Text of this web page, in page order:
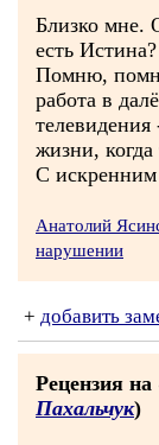
Близко мне.
есть
Помню,
работа в
жизни, когда
С
Анатолий
нарушении
+ добавить
Рецензия на
Пахальчук)